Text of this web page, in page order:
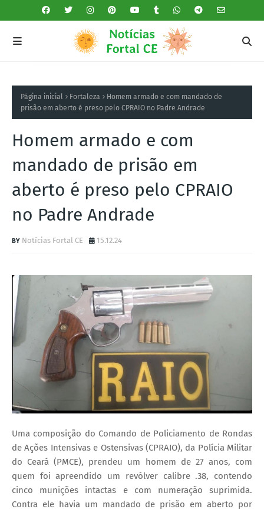
Página inicial Fortaleza
Homem armado e com mandado de
prisão em aberto é preso pelo CPRAIO no Padre Andrade
Homem armado e com
mandado de prisão em
aberto é preso pelo CPRAIO
no Padre Andrade
Notícias Fortal CE 15.12.24
Uma composição do Comando de Policiamento de Rondas
de Ações Intensivas e Ostensivas (CPRAIO), da Polícia Militar
do Ceará (PMCE), prendeu um homem de 27 anos, com
quem foi apreendido um revólver calibre .38, contendo
cinco munições intactas e com numeração suprimida.
Contra ele havia um mandado de prisão em aberto por